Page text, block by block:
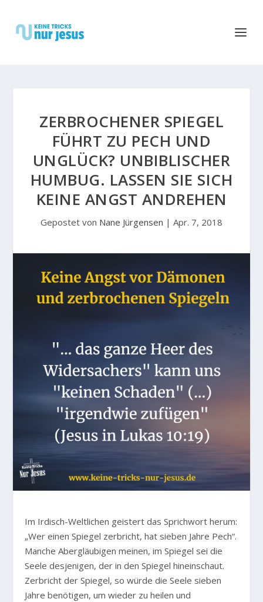
ZERBROCHENER SPIEGEL
FÜHRT ZU PECH UND
UNGLÜCK? UNBIBLISCHER
HUMBUG. LASSEN SIE SICH
KEINE ANGST ANDREHEN
Gepostet von Nane Jürgensen | Apr. 7, 2018
Im Irdisch-Weltlichen geistert das Sprichwort herum:
„Wer einen Spiegel zerbricht, hat sieben Jahre Pech“.
Manche Abergläubigen meinen, im Spiegel sei die
Seele desjenigen, der in den Spiegel hineinschaut.
Zerbricht der Spiegel, so würde die Seele sieben
Jahre benötigen, um wieder zu heilen und